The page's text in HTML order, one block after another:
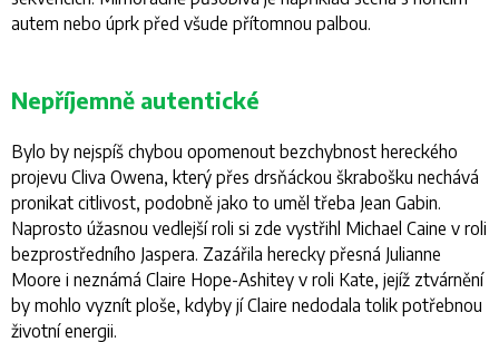
autem nebo úprk před všude přítomnou palbou.
Nepříjemně autentické
Bylo by nejspíš chybou opomenout bezchybnost hereckého
projevu Cliva Owena, který přes drsňáckou škrabošku nechává
pronikat citlivost, podobně jako to uměl třeba Jean Gabin.
Naprosto úžasnou vedlejší roli si zde vystřihl Michael Caine v roli
bezprostředního Jaspera. Zazářila herecky přesná Julianne
Moore i neznámá Claire Hope-Ashitey v roli Kate, jejíž ztvárnění
by mohlo vyznít ploše, kdyby jí Claire nedodala tolik potřebnou
životní energii.